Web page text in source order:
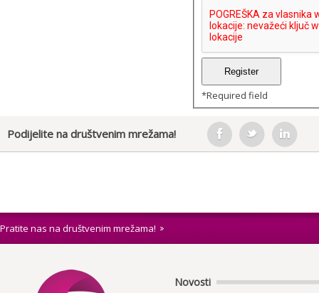
*Required field
Podijelite na društvenim mrežama!
Pratite nas na društvenim mrežama!
Novosti